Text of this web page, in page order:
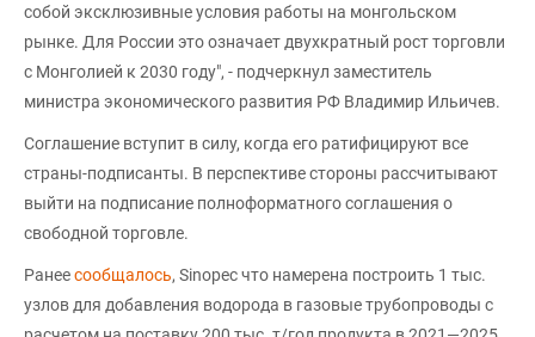
собой эксклюзивные условия работы на монгольском
рынке. Для России это означает двухкратный рост торговли
с Монголией к 2030 году", - подчеркнул заместитель
министра экономического развития РФ Владимир Ильичев.
Соглашение вступит в силу, когда его ратифицируют все
страны-подписанты. В перспективе стороны рассчитывают
выйти на подписание полноформатного соглашения о
свободной торговле.
Ранеесообщалось, Sinopec что намерена построить 1 тыс.
узлов для добавления водорода в газовые трубопроводы с